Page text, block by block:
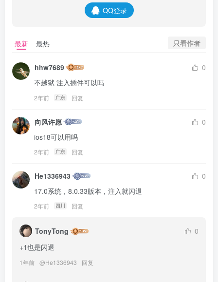
QQ登录
最新 最热 只看作者
hhw7689
0
不越狱 注入插件可以吗
2年前 广东 回复
向风许愿
0
ios18可以用吗
2年前 广东 回复
He1336943
0
17.0系统，8.0.33版本，注入就闪退
2年前 四川 回复
TonyTong
0
+1也是闪退
1年前 @He1336943 回复